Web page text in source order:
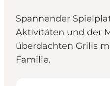
Spannender
Aktivitäten und der
überdachten Grills
Familie.